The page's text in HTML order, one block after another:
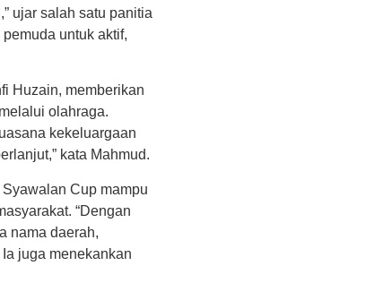
ujar salah satu panitia
untuk aktif,
Huzain, memberikan
olahraga.
kekeluargaan
kata Mahmud.
Cup mampu
“Dengan
nama daerah,
juga menekankan